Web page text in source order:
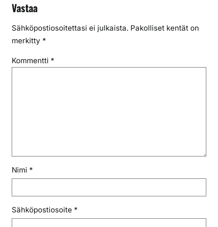
Vastaa
Sähköpostiosoitettasi ei julkaista. Pakolliset kentät on
merkitty *
Kommentti *
Nimi *
Sähköpostiosoite *